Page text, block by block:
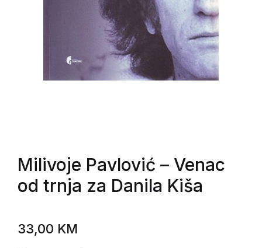
Milivoje Pavlović – Venac
od trnja za Danila Kiša
33,00 KM